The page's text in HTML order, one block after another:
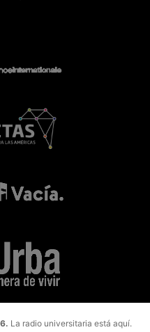
La radio universitaria está aquí.